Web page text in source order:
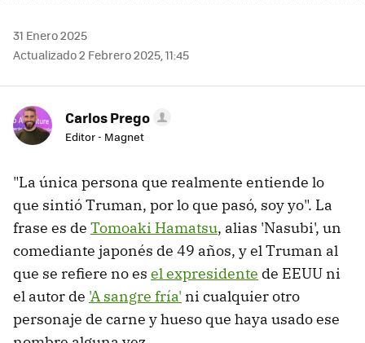
31 Enero 2025
Actualizado 2 Febrero 2025, 11:45
Carlos Prego
Editor - Magnet
"La única persona que realmente entiende lo
que sintió Truman, por lo que pasó, soy yo". La
frase es de Tomoaki Hamatsu, alias 'Nasubi', un
comediante japonés de 49 años, y el Truman al
que se refiere no es el expresidente de EEUU ni
el autor de 'A sangre fría' ni cualquier otro
personaje de carne y hueso que haya usado ese